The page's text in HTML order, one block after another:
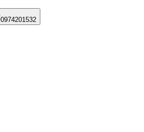
0974201532